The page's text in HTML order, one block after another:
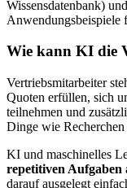
Wissensdatenbank)
Anwendungsbeispiele
Wie kann KI die
Vertriebsmitarbeiter
Quoten erfüllen, sich
teilnehmen und
Dinge wie
KI und maschinelles
repetitiven Aufgaben
darauf ausgelegt